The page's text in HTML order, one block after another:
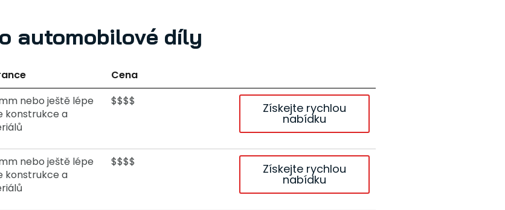
automobilové díly
Cena
nebo ještě lépe
konstrukce a
$$$$ Získejte rychlou
nabídku
nebo ještě lépe
konstrukce a
$$$$ Získejte rychlou
nabídku